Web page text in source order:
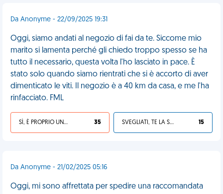
Da Anonyme - 22/09/2025 19:31
Oggi, siamo andati al negozio di fai da te. Siccome mio
marito si lamenta perché gli chiedo troppo spesso se ha
tutto il necessario, questa volta l'ho lasciato in pace. È
stato solo quando siamo rientrati che si è accorto di aver
dimenticato le viti. Il negozio è a 40 km da casa, e me l'ha
rinfacciato. FML
SÌ, È PROPRIO UNA VDM! 35 SVEGLIATI, TE LA SEI CERCATA! 15
Da Anonyme - 21/02/2025 05:16
Oggi, mi sono affrettata per spedire una raccomandata